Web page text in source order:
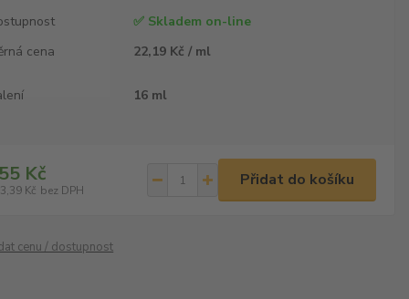
✅ Skladem on-line
cena
22,19 Kč / ml
16 ml
Kč
Kč bez DPH
Přidat do košíku
cenu / dostupnost